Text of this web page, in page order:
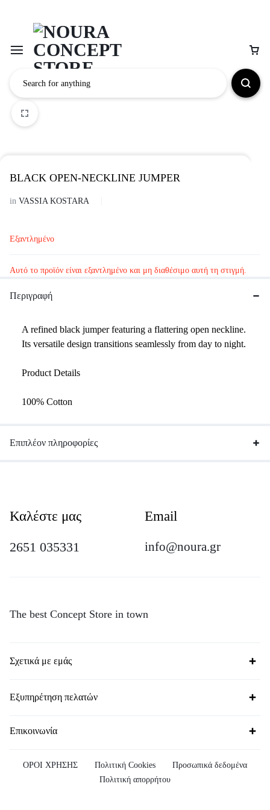
BLACK OPEN-NECKLINE JUMPER
in VASSIA KOSTARA
Εξαντλημένο
Αυτό το προϊόν είναι εξαντλημένο και μη διαθέσιμο αυτή τη στιγμή.
Περιγραφή
A refined black jumper featuring a flattering open neckline.
Its versatile design transitions seamlessly from day to night.
Product Details
100% Cotton
Επιπλέον πληροφορίες
Καλέστε μας
2651 035331
Email
info@noura.gr
The best Concept Store in town
Σχετικά με εμάς
Εξυπηρέτηση πελατών
Επικοινωνία
ΟΡΟΙ ΧΡΗΣΗΣ Πολιτική Cookies
Προσωπικά δεδομένα
Πολιτική απορρήτου